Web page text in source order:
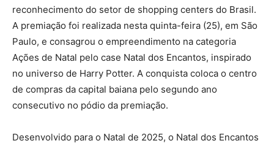
reconhecimento do setor de shopping centers do Brasil.
A premiação foi realizada nesta quinta-feira (25), em São
Paulo, e consagrou o empreendimento na categoria
Ações de Natal pelo case Natal dos Encantos, inspirado
no universo de Harry Potter. A conquista coloca o centro
de compras da capital baiana pelo segundo ano
consecutivo no pódio da premiação.
Desenvolvido para o Natal de 2025, o Natal dos Encantos